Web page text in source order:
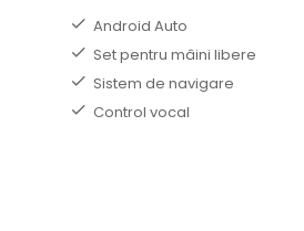
Android Auto
Set pentru mâini libere
Sistem de navigare
Control vocal